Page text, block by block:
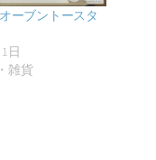
ーブントースタ
日
雑貨